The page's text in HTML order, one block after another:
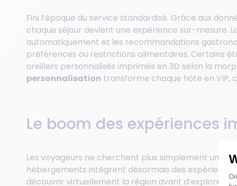
Fini l’époque du service standardisé. Grâce aux
chaque séjour devient une expérience sur-mesure.
automatiquement et les recommandations
préférences ou restrictions alimentaires. Certains
oreillers personnalisés imprimés en 3D selon la
personnalisation transforme chaque hôte en VIP,
Le boom des expériences
Les voyageurs ne cherchent plus simplement un lit
hébergements intègrent désormais des
découvrir virtuellement la région avant d’explorer